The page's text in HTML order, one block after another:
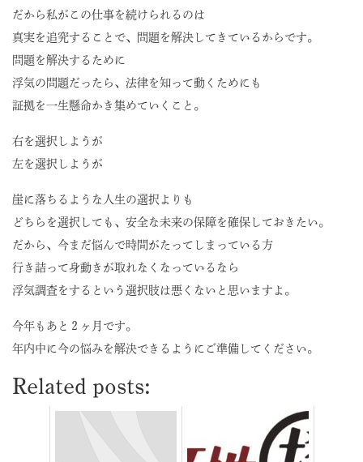
だから私がこの仕事を続けられるのは
真実を追究することで、問題を解決してきているからです。
問題を解決するために
浮気の問題だったら、法律を知って動くためにも
証拠を一生懸命かき集めていくこと。
右を選択しようが
左を選択しようが
崖に落ちるような人生の選択よりも
どちらを選択しても、安全な未来の保障を確保しておきたい。
だから、今まだ悩んで時間がたってしまっている方
行き詰って身動きが取れなくなっているなら
浮気調査をするという選択肢は悪くないと思いますよ。
今年もあと２ヶ月です。
年内中に今の悩みを解決できるようにご準備してください。
Related posts: